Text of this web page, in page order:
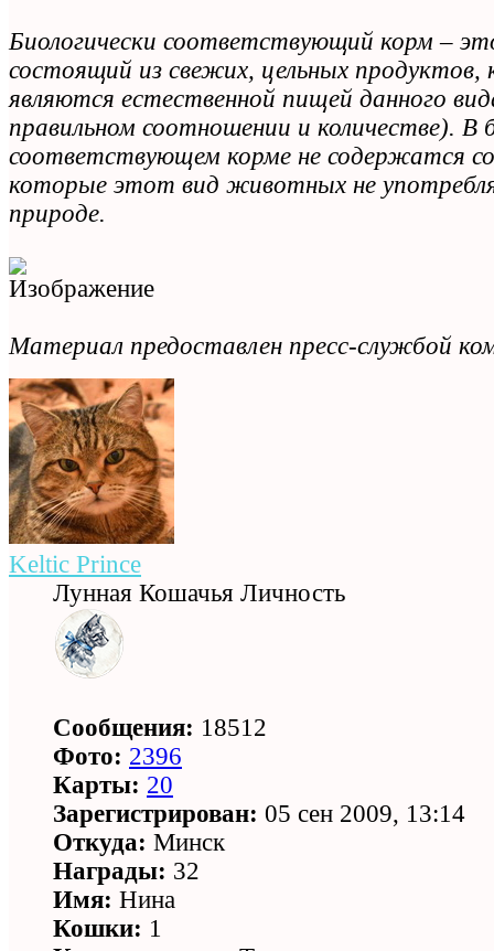
Биологически соответствующий корм –
состоящий из свежих, цельных продуктов,
являются естественной пищей данного
правильном соотношении и количестве). В
соответствующем корме не содержатся
которые этот вид животных не
природе.
Материал предоставлен пресс-службой
Keltic Prince
Лунная Кошачья Личность
Сообщения: 18512
Фото: 2396
Карты: 20
Зарегистрирован: 05 сен 2009, 13:14
Откуда: Минск
Награды: 32
Имя: Нина
Кошки: 1